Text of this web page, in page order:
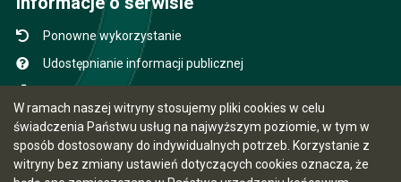
W ramach naszej witryny stosujemy pliki cookies w celu
świadczenia Państwu usług na najwyższym poziomie, w tym w
sposób dostosowany do indywidualnych potrzeb. Korzystanie z
witryny bez zmiany ustawień dotyczących cookies oznacza, że
Ponowne wykorzystanie
Udostępnianie informacji publicznej
Instrukcja obsługi
Statystyki oglądalności
Ostatnio dodane